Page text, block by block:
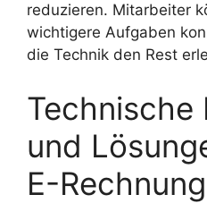
reduzieren. Mitarbeiter
wichtigere Aufgaben
die Technik den Rest
Technische
und
E-Rechnung